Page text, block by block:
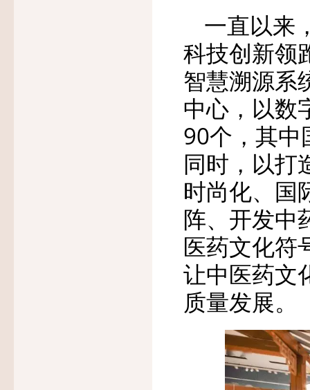
一直以来
科技创新领
智慧溯源系
中心，以数
90个，其中
同时，以打
时尚化、国
阵、开发中
医药文化符
让中医药文
质量发展。